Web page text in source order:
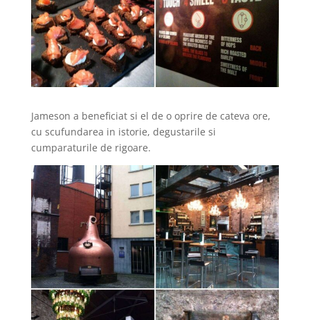
Jameson a beneficiat si el de o oprire de cateva ore,
cu scufundarea in istorie, degustarile si
cumparaturile de rigoare.